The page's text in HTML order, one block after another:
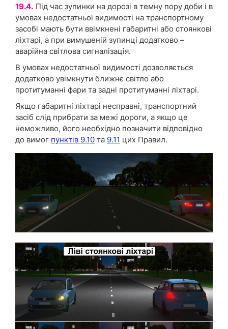
19.4. Під час зупинки на дорозі в темну пору доби і в
умовах недостатньої видимості на транспортному
засобі мають бути ввімкнені габаритні або стоянкові
ліхтарі, а при вимушеній зупинці додатково –
аварійна світлова сигналізація.
В умовах недостатньої видимості дозволяється
додатково увімкнути ближнє світло або
протитуманні фари та задні протитуманні ліхтарі.
Якщо габаритні ліхтарі несправні, транспортний
засіб слід прибрати за межі дороги, а якщо це
неможливо, його необхідно позначити відповідно
до вимог пунктів 9.10 та 9.11 цих Правил.